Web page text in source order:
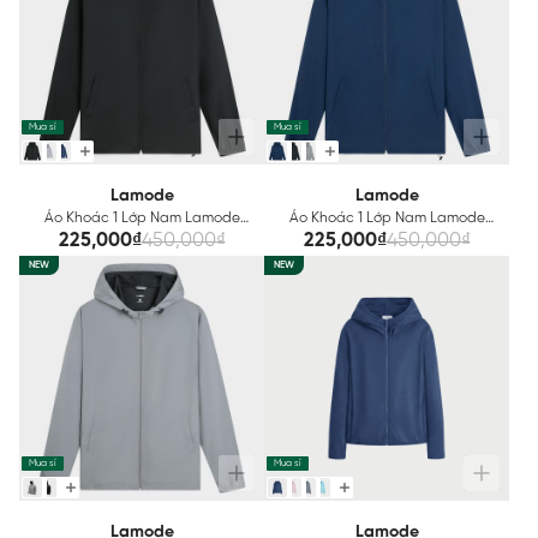
Mua sỉ
Lamode
Áo Khoác 1 Lớp Nam Lamode
Regular Fit LJK001BZ
225,000₫450,000₫
Mua sỉ
Lamode
Áo Khoác 1 Lớp Nam Lamode
Regular Fit LJK003BZ
225,000₫450,000₫
NEW
Mua sỉ
Lamode
NEW
Mua sỉ
Lamode